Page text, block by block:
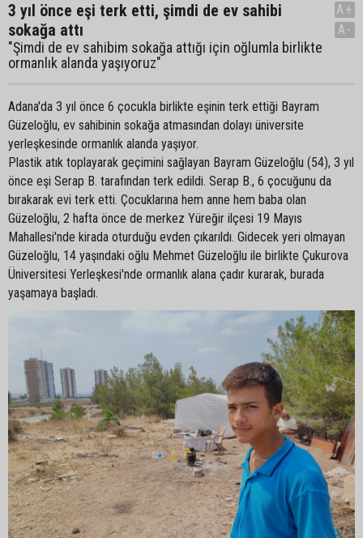
3 yıl önce eşi terk etti, şimdi de ev sahibi
sokağa attı
"Şimdi de ev sahibim sokağa attığı için oğlumla birlikte
ormanlık alanda yaşıyoruz"
A+
A-
Adana'da 3 yıl önce 6 çocukla birlikte eşinin terk ettiği Bayram
Güzeloğlu, ev sahibinin sokağa atmasından dolayı üniversite
yerleşkesinde ormanlık alanda yaşıyor.
Plastik atık toplayarak geçimini sağlayan Bayram Güzeloğlu (54), 3 yıl
önce eşi Serap B. tarafından terk edildi. Serap B., 6 çocuğunu da
bırakarak evi terk etti. Çocuklarına hem anne hem baba olan
Güzeloğlu, 2 hafta önce de merkez Yüreğir ilçesi 19 Mayıs
Mahallesi'nde kirada oturduğu evden çıkarıldı. Gidecek yeri olmayan
Güzeloğlu, 14 yaşındaki oğlu Mehmet Güzeloğlu ile birlikte Çukurova
Üniversitesi Yerleşkesi'nde ormanlık alana çadır kurarak, burada
yaşamaya başladı.